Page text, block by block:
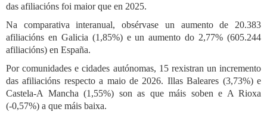
das afiliacións foi maior que en 2025.
Na comparativa interanual, obsérvase un aumento de 20.383
afiliacións en Galicia (1,85%) e un aumento do 2,77% (605.244
afiliacións) en España.
Por comunidades e cidades autónomas, 15 rexistran un incremento
das afiliacións respecto a maio de 2026. Illas Baleares (3,73%) e
Castela-A Mancha (1,55%) son as que máis soben e A Rioxa
(-0,57%) a que máis baixa.